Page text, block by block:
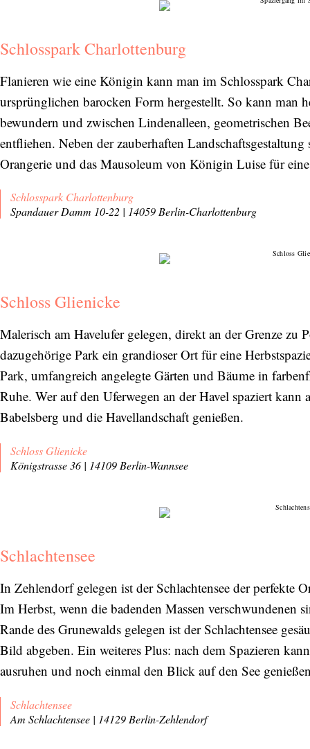
Schlosspark Charlottenburg
Flanieren wie eine Königin kann man im Schlosspark
ursprünglichen barocken Form hergestellt. So kann man
bewundern und zwischen Lindenalleen, geometrischen
entfliehen. Neben der zauberhaften
Orangerie und das Mausoleum von Königin Luise für
Schlosspark Charlottenburg
Spandauer Damm 10-22 | 14059 Berlin-Charlottenburg
Schloss Glienicke
Malerisch am Havelufer gelegen, direkt an der Grenze zu
dazugehörige Park ein grandioser Ort für eine
Park, umfangreich angelegte Gärten und Bäume in
Ruhe. Wer auf den Uferwegen an der Havel spaziert
Babelsberg und die Havellandschaft genießen.
Schloss Glienicke
Königstrasse 36 | 14109 Berlin-Wannsee
Schlachtensee
In Zehlendorf gelegen ist der Schlachtensee der perfekte
Im Herbst, wenn die badenden Massen verschwundenen
Rande des Grunewalds gelegen ist der Schlachtensee
Bild abgeben. Ein weiteres Plus: nach dem Spazieren
ausruhen und noch einmal den Blick auf den See
Schlachtensee
Am Schlachtensee | 14129 Berlin-Zehlendorf